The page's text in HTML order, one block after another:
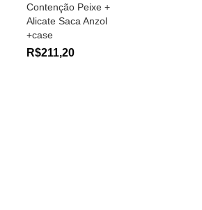
Contenção Peixe +
Alicate Saca Anzol
+case
R$211,20